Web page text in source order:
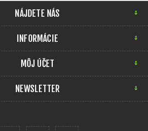
NÁJDETE NÁS
INFORMÁCIE
MÔJ ÚČET
NEWSLETTER